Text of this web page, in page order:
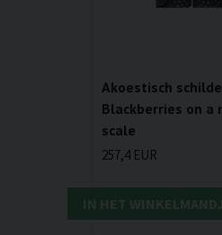
Akoestisch
Blackberries on a
scale
257,4 EUR
IN HET